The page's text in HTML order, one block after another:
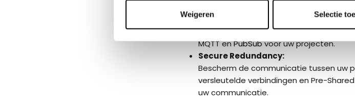
Weigeren Selectie
OPC UA 1.05:
Profiteer van de verbeterde
MQTT enPubSubvoor uw projecten.
Secure Redundancy:
Bescherm de communicatie tussen uw
versleutelde verbindingen en Pre-
uw communicatie.